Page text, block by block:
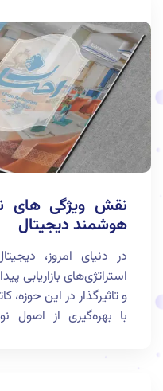
نقش ویژگی های
هوشمند دیجیتال
در دنیای امروز،
استراتژی‌های بازاریابی
و تاثیرگذار در این
با بهره‌گیری از اصول
این مطلب، به بررسی